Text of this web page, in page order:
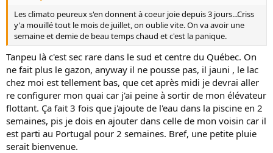
Les climato peureux s'en donnent à coeur joie depuis 3 jours...Criss
y'a mouillé tout le mois de juillet, on oublie vite. On va avoir une
semaine et demie de beau temps chaud et c'est la panique.
Tanpeu là c'est sec rare dans le sud et centre du Québec. On
ne fait plus le gazon, anyway il ne pousse pas, il jauni , le lac
chez moi est tellement bas, que cet après midi je devrai aller
re configurer mon quai car j'ai peine à sortir de mon élévateur
flottant. Ça fait 3 fois que j'ajoute de l'eau dans la piscine en 2
semaines, pis je dois en ajouter dans celle de mon voisin car il
est parti au Portugal pour 2 semaines. Bref, une petite pluie
serait bienvenue.